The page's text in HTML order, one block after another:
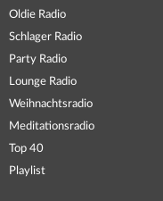
Oldie Radio
Schlager Radio
Party Radio
Lounge Radio
Weihnachtsradio
Meditationsradio
Top 40
Playlist